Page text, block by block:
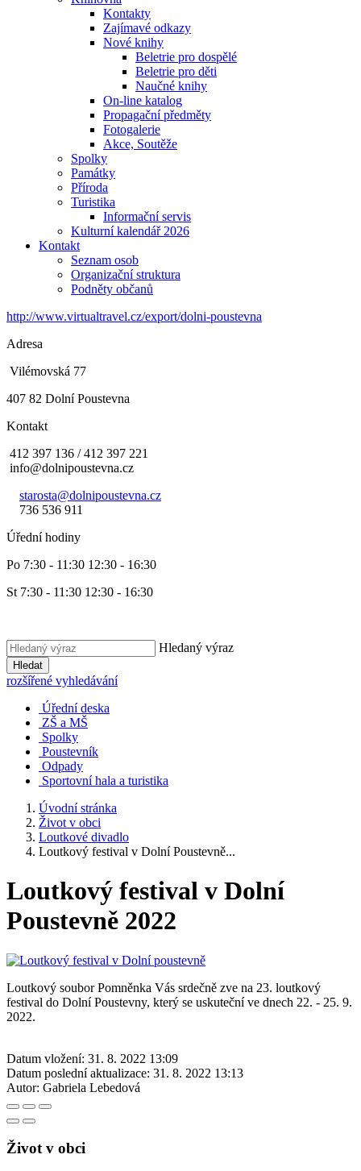
Kontakty
Zajímavé odkazy
Nové knihy
Beletrie pro dospělé
Beletrie pro děti
Naučné knihy
On-line katalog
Propagační předměty
Fotogalerie
Akce, Soutěže
Spolky
Památky
Příroda
Turistika
Informační servis
Kulturní kalendář 2026
Kontakt
Seznam osob
Organizační struktura
Podněty občanů
http://www.virtualtravel.cz/export/dolni-poustevna
Adresa
Vilémovská 77
407 82 Dolní Poustevna
Kontakt
412 397 136 / 412 397 221
info@dolnipoustevna.cz
starosta@dolnipoustevna.cz
736 536 911
Úřední hodiny
Po 7:30 - 11:30 12:30 - 16:30
St 7:30 - 11:30 12:30 - 16:30
Hledaný výraz
Hledat
rozšířené vyhledávání
Úřední deska
ZŠ a MŠ
Spolky
Poustevník
Odpady
Sportovní hala a turistika
Úvodní stránka
Život v obci
Loutkové divadlo
Loutkový festival v Dolní Poustevně...
Loutkový festival v Dolní
Poustevně 2022
Loutkový soubor Pomněnka Vás srdečně zve na 23. loutkový
festival do Dolní Poustevny, který se uskuteční ve dnech 22. - 25. 9.
2022.
Datum vložení: 31. 8. 2022 13:09
Datum poslední aktualizace: 31. 8. 2022 13:13
Autor: Gabriela Lebedová
Život v obci